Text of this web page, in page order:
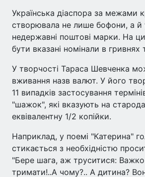
Українська діаспора за межами
створювала не лише бофони, а й
недержавні поштові марки. На
бути вказані номінали в гривнях
У творчості Тараса Шевченка
вживання назв валют. У його
11 випадків застосування
"шажок", які вказують на
еквівалентну 1/2 копійки.
Наприклад, у поемі "Катерина"
стикається з необхідністю
"Бере шага, аж труситися:
тримати!..А чому?.. А дитина?